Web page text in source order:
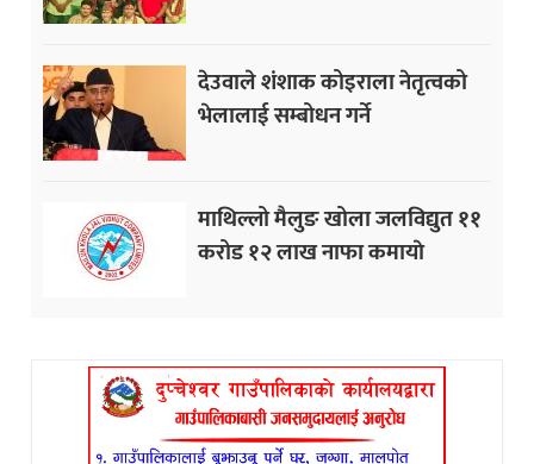
देउवाले शंशाक कोइराला नेतृत्वको
भेलालाई सम्बोधन गर्ने
माथिल्लो मैलुङ खोला जलविद्युत ११
करोड १२ लाख नाफा कमायाे